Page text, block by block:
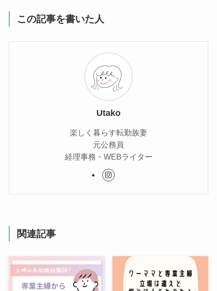
この記事を書いた人
Utako
楽しく暮らす転勤族妻
元公務員
経理事務・WEBライター
関連記事